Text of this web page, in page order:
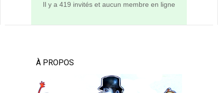
Il y a 419 invités et aucun membre en ligne
À PROPOS